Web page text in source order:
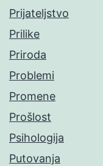
Prijateljstvo
Prilike
Priroda
Problemi
Promene
Prošlost
Psihologija
Putovanja